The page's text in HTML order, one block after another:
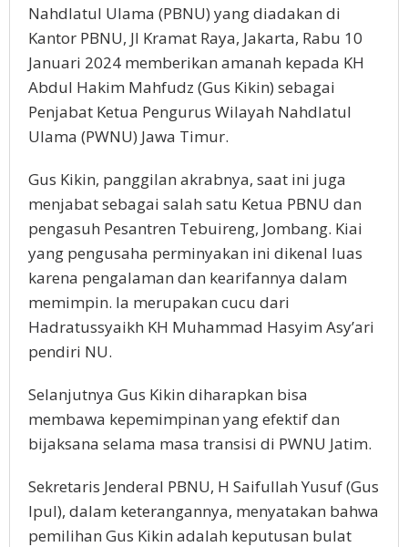
Nahdlatul Ulama (PBNU) yang diadakan di
Kantor PBNU, Jl Kramat Raya, Jakarta, Rabu 10
Januari 2024 memberikan amanah kepada KH
Abdul Hakim Mahfudz (Gus Kikin) sebagai
Penjabat Ketua Pengurus Wilayah Nahdlatul
Ulama (PWNU) Jawa Timur.
Gus Kikin, panggilan akrabnya, saat ini juga
menjabat sebagai salah satu Ketua PBNU dan
pengasuh Pesantren Tebuireng, Jombang. Kiai
yang pengusaha perminyakan ini dikenal luas
karena pengalaman dan kearifannya dalam
memimpin. Ia merupakan cucu dari
Hadratussyaikh KH Muhammad Hasyim Asy’ari
pendiri NU.
Selanjutnya Gus Kikin diharapkan bisa
membawa kepemimpinan yang efektif dan
bijaksana selama masa transisi di PWNU Jatim.
Sekretaris Jenderal PBNU, H Saifullah Yusuf (Gus
Ipul), dalam keterangannya, menyatakan bahwa
pemilihan Gus Kikin adalah keputusan bulat